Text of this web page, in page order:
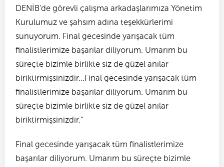
DENİB’de görevli çalışma arkadaşlarımıza Yönetim
Kurulumuz ve şahsım adına teşekkürlerimi
sunuyorum. Final gecesinde yarışacak tüm
finalistlerimize başarılar diliyorum. Umarım bu
süreçte bizimle birlikte siz de güzel anılar
biriktirmişsinizdir…Final gecesinde yarışacak tüm
finalistlerimize başarılar diliyorum. Umarım bu
süreçte bizimle birlikte siz de güzel anılar
biriktirmişsinizdir.”
Final gecesinde yarışacak tüm finalistlerimize
başarılar diliyorum. Umarım bu süreçte bizimle